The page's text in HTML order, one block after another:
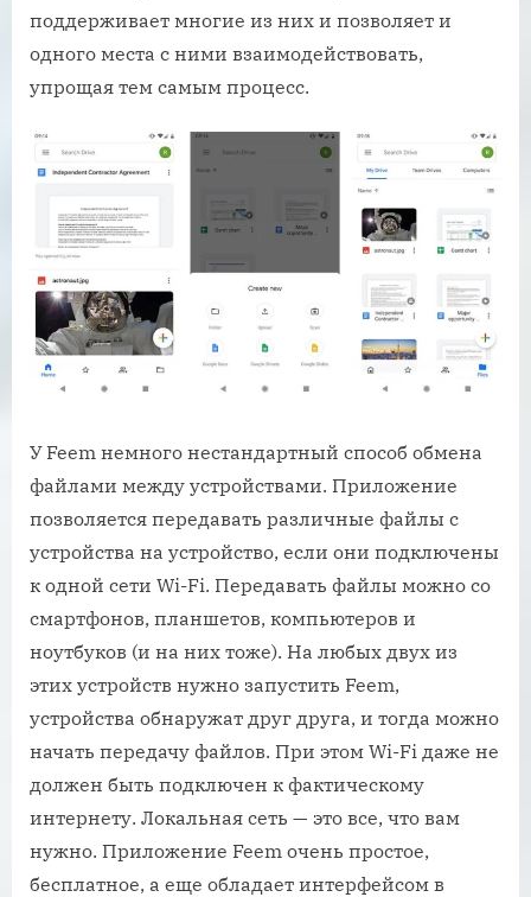
поддерживает многие из них и позволяет и
одного места с ними взаимодействовать,
упрощая тем самым процесс.
У Feem немного нестандартный способ обмена
файлами между устройствами. Приложение
позволяется передавать различные файлы с
устройства на устройство, если они подключены
к одной сети Wi-Fi. Передавать файлы можно со
смартфонов, планшетов, компьютеров и
ноутбуков (и на них тоже). На любых двух из
этих устройств нужно запустить Feem,
устройства обнаружат друг друга, и тогда можно
начать передачу файлов. При этом Wi-Fi даже не
должен быть подключен к фактическому
интернету. Локальная сеть — это все, что вам
нужно. Приложение Feem очень простое,
бесплатное, а еще обладает интерфейсом в